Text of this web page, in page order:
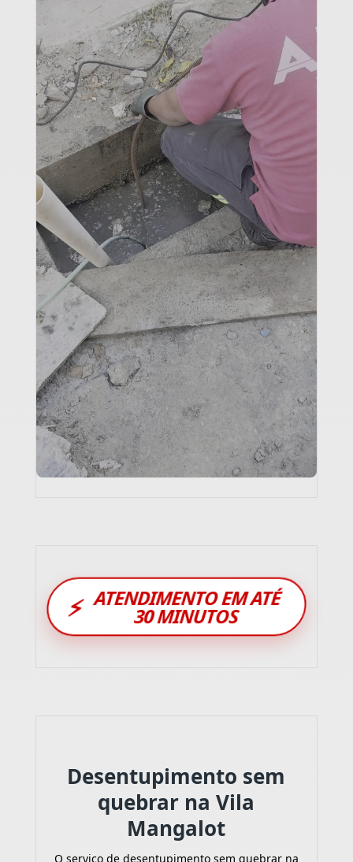
⚡ ATENDIMENTO EM ATÉ
30 MINUTOS
Desentupimento sem
quebrar na Vila
Mangalot
O serviço de desentupimento sem quebrar na